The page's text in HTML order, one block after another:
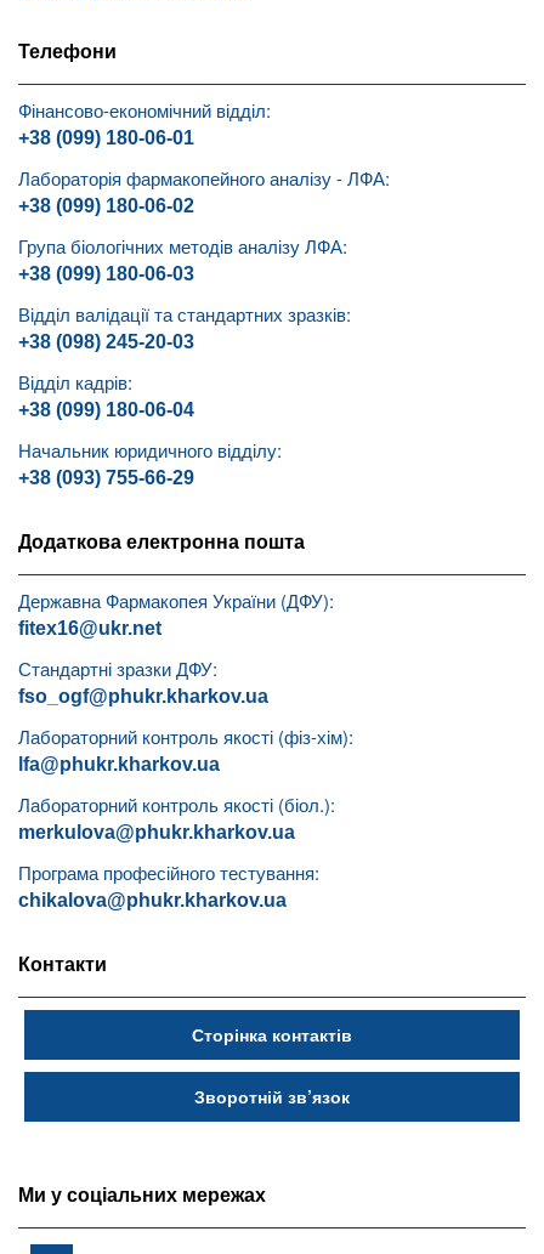
Телефони
Фінансово-економічний відділ:
+38 (099) 180-06-01
Лабораторія фармакопейного аналізу - ЛФА:
+38 (099) 180-06-02
Група біологічних методів аналізу ЛФА:
+38 (099) 180-06-03
Відділ валідації та стандартних зразків:
+38 (098) 245-20-03
Відділ кадрів:
+38 (099) 180-06-04
Начальник юридичного відділу:
+38 (093) 755-66-29
Додаткова електронна пошта
Державна Фармакопея України (ДФУ):
fitex16@ukr.net
Стандартні зразки ДФУ:
fso_ogf@phukr.kharkov.ua
Лабораторний контроль якості (фіз-хім):
lfa@phukr.kharkov.ua
Лабораторний контроль якості (біол.):
merkulova@phukr.kharkov.ua
Програма професійного тестування:
chikalova@phukr.kharkov.ua
Контакти
Сторінка контактів
Зворотній зв’язок
Ми у соціальних мережах